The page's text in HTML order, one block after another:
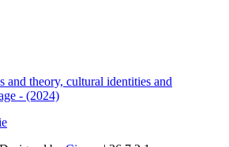
and theory, cultural identities and
- (2024)